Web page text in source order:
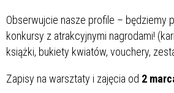
Obserwujcie nasze profile – będziemy
konkursy z atrakcyjnymi nagrodami!
książki, bukiety kwiatów, vouchery,
Zapisy na warsztaty i zajęcia od 2